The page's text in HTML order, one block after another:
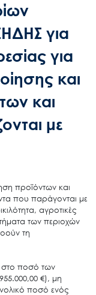
για
για
και
και
με
προϊόντων και
που παράγονται με
αγροτικές
των περιοχών
τη
στο ποσό των
€), μη
ποσό ενός